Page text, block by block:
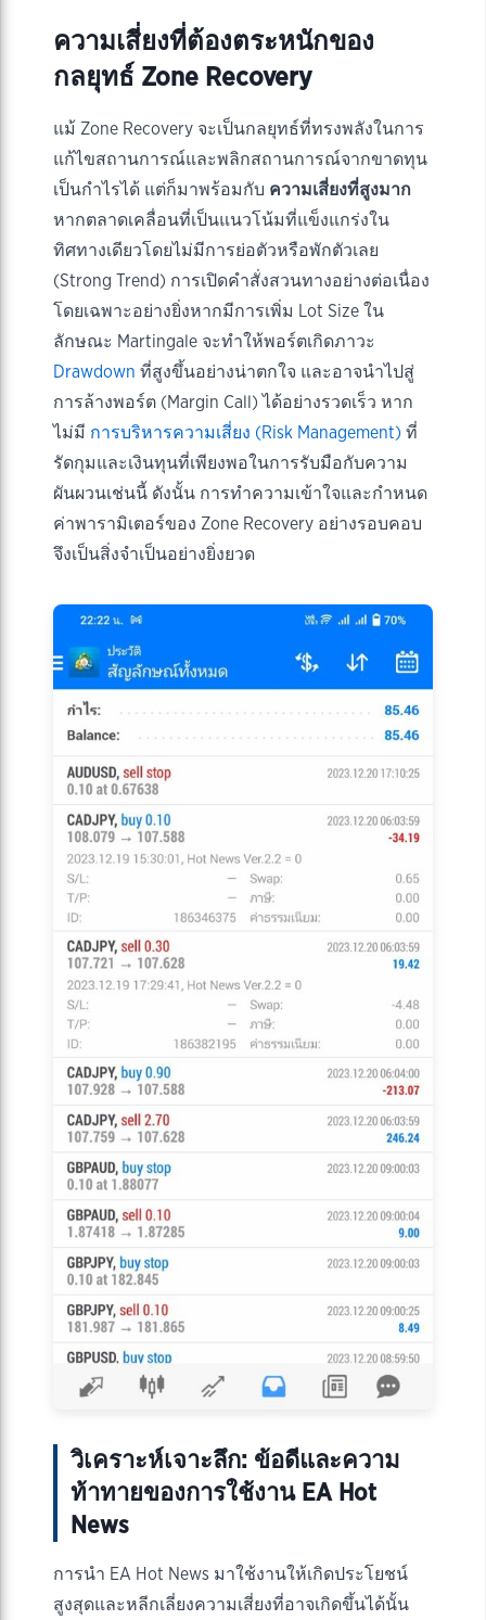
ความเสี่ยงที่ต้องตระหนักของ
กลยุทธ์ Zone Recovery
แม้ Zone Recovery จะเป็นกลยุทธ์ที่ทรงพลังในการ
แก้ไขสถานการณ์และพลิกสถานการณ์จากขาดทุน
เป็นกำไรได้ แต่ก็มาพร้อมกับ ความเสี่ยงที่สูงมาก
หากตลาดเคลื่อนที่เป็นแนวโน้มที่แข็งแกร่งใน
ทิศทางเดียวโดยไม่มีการย่อตัวหรือพักตัวเลย
(Strong Trend) การเปิดคำสั่งสวนทางอย่างต่อเนื่อง
โดยเฉพาะอย่างยิ่งหากมีการเพิ่ม Lot Size ใน
ลักษณะ Martingale จะทำให้พอร์ตเกิดภาวะ
Drawdown ที่สูงขึ้นอย่างน่าตกใจ และอาจนำไปสู่
การล้างพอร์ต (Margin Call) ได้อย่างรวดเร็ว หาก
ไม่มี การบริหารความเสี่ยง (Risk Management) ที่
รัดกุมและเงินทุนที่เพียงพอในการรับมือกับความ
ผันผวนเช่นนี้ ดังนั้น การทำความเข้าใจและกำหนด
ค่าพารามิเตอร์ของ Zone Recovery อย่างรอบคอบ
จึงเป็นสิ่งจำเป็นอย่างยิ่งยวด
วิเคราะห์เจาะลึก: ข้อดีและความ
ท้าทายของการใช้งาน EA Hot
News
การนำ EA Hot News มาใช้งานให้เกิดประโยชน์
สูงสุดและหลีกเลี่ยงความเสี่ยงที่อาจเกิดขึ้นได้นั้น